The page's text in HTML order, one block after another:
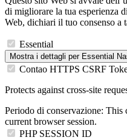
di migliorare la tua esperienza
Web, dichiari il tuo consenso a
Essential
Mostra i dettagli per Essential
Contao HTTPS CSRF
Protects against cross-site
Periodo di conservazione: This
current browser session.
PHP SESSION ID